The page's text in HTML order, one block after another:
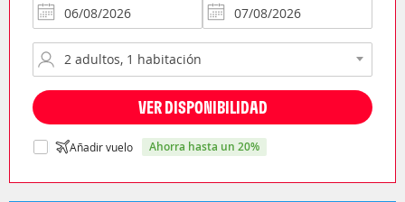
VER DISPONIBILIDAD
Añadir vuelo ahorra hasta un 20%